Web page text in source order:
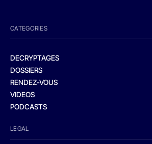
CATEGORIES
DECRYPTAGES
DOSSIERS
RENDEZ-VOUS
VIDEOS
PODCASTS
LEGAL